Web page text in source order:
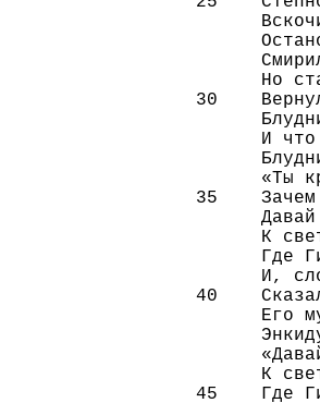
Но
30
И
«Ты
35    Зачем
К
Где
И,
40
Его
К
45    Где